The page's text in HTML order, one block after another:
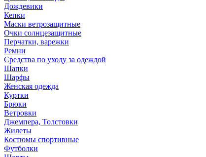
Дождевики
Кепки
Маски ветрозащитные
Очки солнцезащитные
Перчатки, варежки
Ремни
Средства по уходу за одеждой
Шапки
Шарфы
Женская одежда
Куртки
Брюки
Ветровки
Джемпера, Толстовки
Жилеты
Костюмы спортивные
Футболки